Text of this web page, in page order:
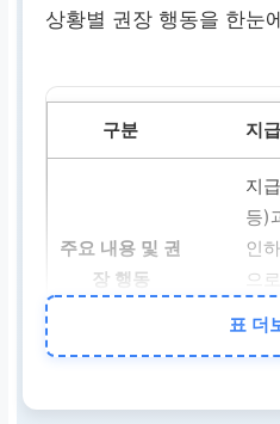
상황별 권장 행동을 한눈
지
지
등)
인
으
여
미
표 더